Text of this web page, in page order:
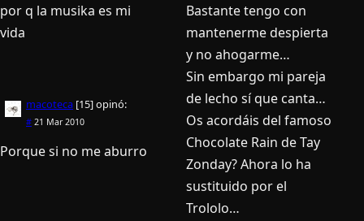
por q la musika es mi
vida
macoteca [15]opinó:
# 21 Mar 2010
Porque si no me aburro
Bastante tengo con
mantenerme despierta
y no ahogarme…
Sin embargo mi pareja
de lecho sí­ que canta…
Os acordáis del famoso
Chocolate Rain de Tay
Zonday? Ahora lo ha
sustituido por el
Trololo…